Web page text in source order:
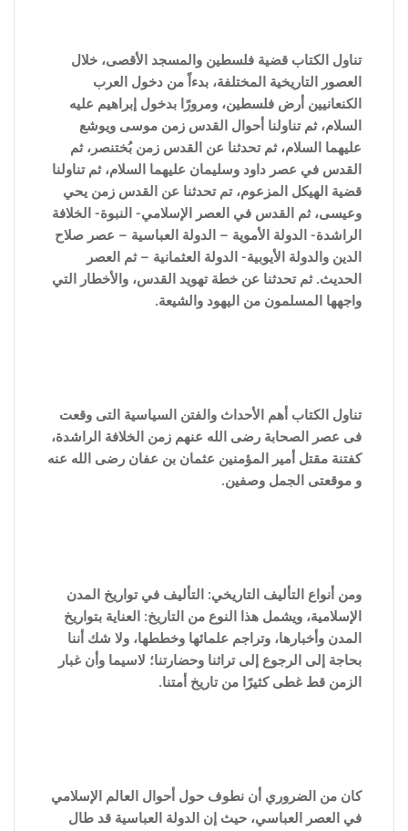
تناول الكتاب قضية فلسطين والمسجد الأقصى، خلال
العصور التاريخية المختلفة، بدءاً من دخول العرب
الكنعانيين أرض فلسطين، ومرورًا بدخول إبراهيم عليه
السلام، ثم تناولنا أحوال القدس زمن موسى ويوشع
عليهما السلام، ثم تحدثنا عن القدس زمن بُختنصر، ثم
القدس في عصر داود وسليمان عليهما السلام، ثم تناولنا
قضية الهيكل المزعوم، تم تحدثنا عن القدس زمن يحي
وعيسى، ثم القدس في العصر الإسلامي- النبوة- الخلافة
الراشدة- الدولة الأموية – الدولة العباسية – عصر صلاح
الدين والدولة الأيوبية- الدولة العثمانية – ثم العصر
الحديث. ثم تحدثنا عن خطة تهويد القدس، والأخطار التي
واجهها المسلمون من اليهود والشيعة.
تناول الكتاب أهم الأحداث والفتن ا لسياسية التى وقعت
فى عصر الصحابة رضى الله عنهم زمن الخلافة الراشدة،
كفتنة مقتل أمير المؤمنين عثمان بن عفان رضى الله عنه
و موقعتى الجمل وصفين.
ومن أنواع التأليف التاريخي: التأليف في تواريخ المدن
الإسلامية، ويشمل هذا النوع من التاريخ: العناية بتواريخ
المدن وأخبارها، وتراجم علمائها وخططها، ولا شك أننا
بحاجة إلى الرجوع إلى تراثنا وحضارتنا؛ لاسيما وأن غبار
الزمن قط غطى كثيرًا من تاريخ أمتنا.
كان من الضروري أن نطوف حول أحوال العالم الإسلامي
في العصر العباسي، حيث إن الدولة العباسية قد طال